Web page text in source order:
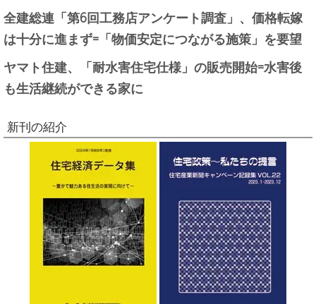
全建総連「第6回工務店アンケート調査」、価格転嫁
は十分に進まず=「物価安定につながる施策」を要望
ヤマト住建、「耐水害住宅仕様」の販売開始=水害後
も生活継続ができる家に
新刊の紹介